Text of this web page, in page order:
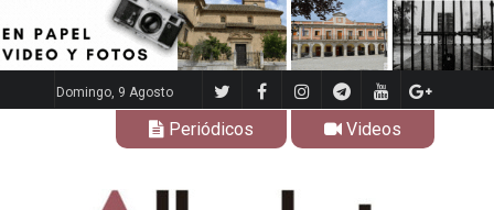
Domingo, 9 Agosto
Periódicos Videos